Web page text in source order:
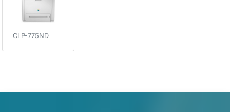
CLP-775ND